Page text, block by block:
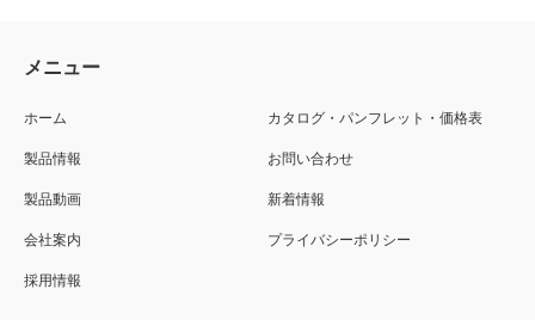
メニュー
ホーム
製品情報
製品動画
会社案内
採用情報
カタログ・パンフレット・価格表
お問い合わせ
新着情報
プライバシーポリシー